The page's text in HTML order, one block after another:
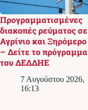
Προγραμματισμένες
διακοπές ρεύματος σε
Αγρίνιο και Ξηρόμερο
– Δείτε το πρόγραμμα
του ΔΕΔΔΗΕ
7 Αυγούστου 2026,
16:13